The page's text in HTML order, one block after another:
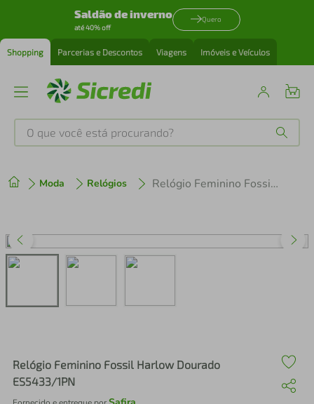
Saldão de inverno
até 40% off
Quero
Shopping Parcerias e Descontos Viagens Imóveis e Veículos
O que você está procurando?
Moda Relógios Relógio Feminino Fossil Harlow Dourado ES5433/1PN
Relógio Feminino Fossil Harlow Dourado
ES5433/1PN
2º cafeteira